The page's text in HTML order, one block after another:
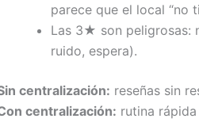
parece que el local “no
Las 3★ son peligrosas:
ruido, espera).
centralización: reseñas sin
centralización: rutina